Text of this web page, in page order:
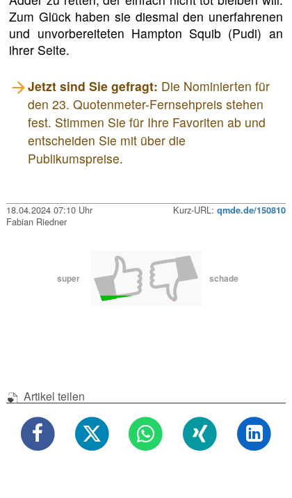
Zum Glück haben sie diesmal den unerfahrenen
und unvorbereiteten Hampton Squib (Pudi) an
ihrer Seite.
Jetzt sind Sie gefragt: Die Nominierten für
den 23. Quotenmeter-Fernsehpreis stehen
fest. Stimmen Sie für Ihre Favoriten ab und
entscheiden Sie mit über die
Publikumspreise.
18.04.2024 07:10 Uhr Kurz-URL: qmde.de/150810
Fabian Riedner
super schade
Artikel teilen